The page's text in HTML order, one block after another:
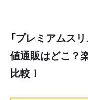
「プレミアムス
値通販はどこ？
比較！